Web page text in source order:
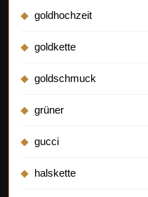
goldhochzeit
goldkette
goldschmuck
grüner
gucci
halskette